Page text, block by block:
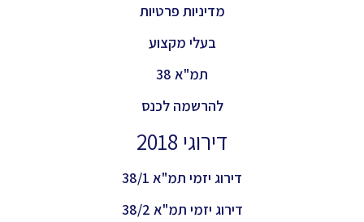
מדיניות פרטיות
בעלי מקצוע
תמ"א 38
להרשמה לכנס
דירוגי 2018
דירוג יזמי תמ"א 38/1
דירוג יזמי תמ"א 38/2